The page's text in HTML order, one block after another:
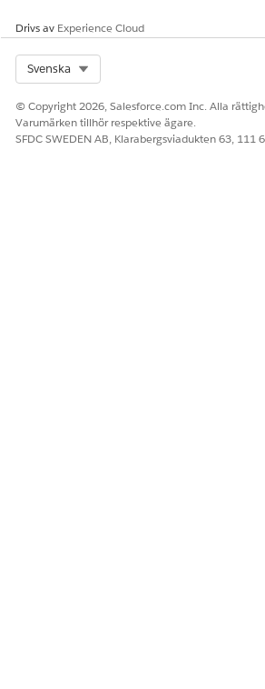
Ja Nej
Drivs av Experience Cloud
Svenska
© Copyright 2026, Salesforce.com Inc. Alla
Varumärken tillhör respektive ägare.
SFDC SWEDEN AB, Klarabergsviadukten 63, 111